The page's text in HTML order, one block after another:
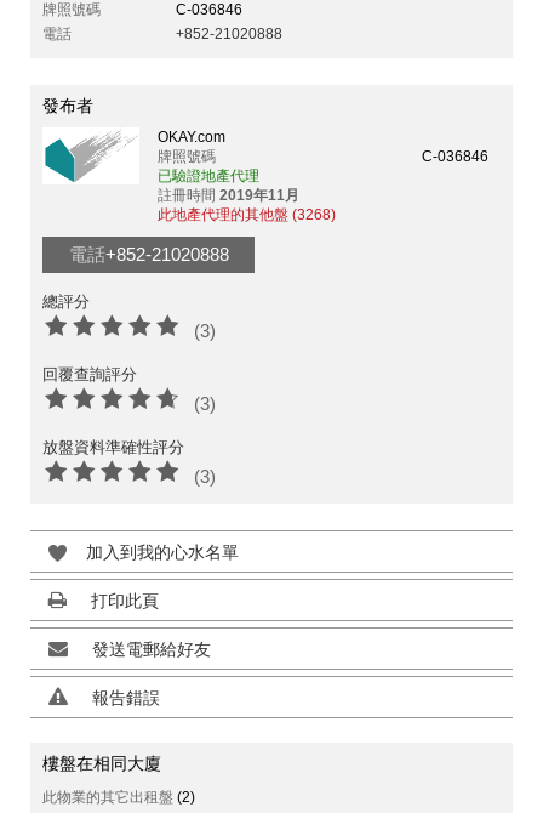
牌照號碼
C-036846
電話
+852-21020888
發布者
OKAY.com
牌照號碼
C-036846
已驗證地產代理
註冊時間 2019年11月
此地產代理的其他盤 (3268)
電話+852-21020888
總評分
(3)
回覆查詢評分
(3)
放盤資料準確性評分
(3)
加入到我的心水名單
打印此頁
發送電郵給好友
報告錯誤
樓盤在相同大廈
此物業的其它出租盤 (2)